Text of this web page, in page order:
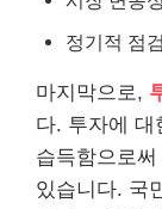
정기적 점
마지막으로,
다. 투자에 대
습득함으로
있습니다. 국